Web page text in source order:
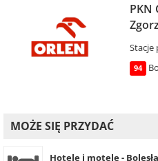
PKN
Stacje
94
MOŻE SIĘ PRZYDAĆ
Hotele i motele -